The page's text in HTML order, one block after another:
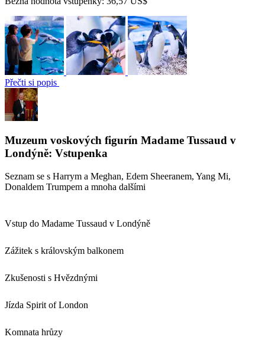
Přečti si popis
Muzeum voskových figurín Madame Tussaud v
Londýně: Vstupenka
Seznam se s Harrym a Meghan, Edem Sheeranem, Yang Mi,
Donaldem Trumpem a mnoha dalšími
Vstup do Madame Tussaud v Londýně
Zážitek s královským balkonem
Zkušenosti s Hvězdnými
Jízda Spirit of London
Komnata hrůzy